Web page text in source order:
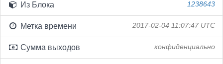
Из Блока 1238643
Метка времени 2017-02-04 11:07:47 UTC
Сумма выходов конфиденциально